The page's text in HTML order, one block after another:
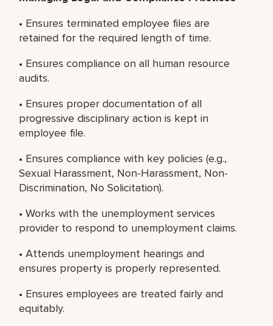
• Ensures terminated employee files are
retained for the required length of time.
• Ensures compliance on all human resource
audits.
• Ensures proper documentation of all
progressive disciplinary action is kept in
employee file.
• Ensures compliance with key policies (e.g.,
Sexual Harassment, Non-Harassment, Non-
Discrimination, No Solicitation).
• Works with the unemployment services
provider to respond to unemployment claims.
• Attends unemployment hearings and
ensures property is properly represented.
• Ensures employees are treated fairly and
equitably.